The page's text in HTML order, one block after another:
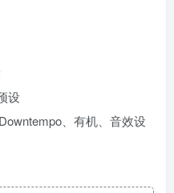
设
、有机、音效设